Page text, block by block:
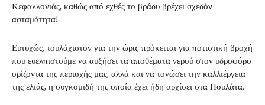
Κεφαλλονιάς, καθώς από εχθές το βράδυ βρέχει σχεδόν
ασταμάτητα!
Ευτυχώς, τουλάχιστον για την ώρα, πρόκειται για ποτιστική βροχή
που ευελπιστούμε να αυξήσει τα αποθέματα νερού στον υδροφόρο
ορίζοντα της περιοχής μας, αλλά και να τονώσει την καλλιέργεια
της ελιάς, η συγκομιδή της οποία έχει ήδη αρχίσει στα Πουλάτα.